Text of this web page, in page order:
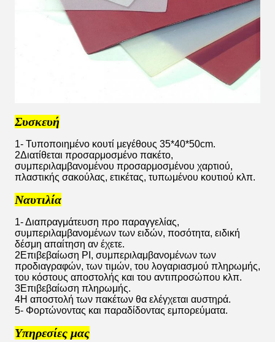
Συσκευή
1- Τυποποιημένο κουτί μεγέθους 35*40*50cm.
2Διατίθεται προσαρμοσμένο πακέτο,
συμπεριλαμβανομένου προσαρμοσμένου χαρτιού,
πλαστικής σακούλας, ετικέτας, τυπωμένου κουτιού κλπ.
Ναυτιλία
1- Διαπραγμάτευση προ παραγγελίας,
συμπεριλαμβανομένων των ειδών, ποσότητα, ειδική
δέσμη απαίτηση αν έχετε.
2Επιβεβαίωση PI, συμπεριλαμβανομένων των
προδιαγραφών, των τιμών, του λογαριασμού πληρωμής,
του κόστους αποστολής και του αντιπροσώπου κλπ.
3Επιβεβαίωση πληρωμής.
4Η αποστολή των πακέτων θα ελέγχεται αυστηρά.
5- Φορτώνοντας και παραδίδοντας εμπορεύματα.
Υπηρεσίες μας